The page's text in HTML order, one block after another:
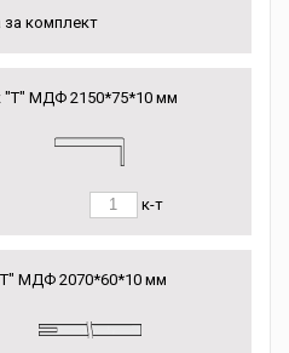
за комплект
"Т" МДФ 2150*75*10 мм
к-т
МДФ 2070*60*10 мм